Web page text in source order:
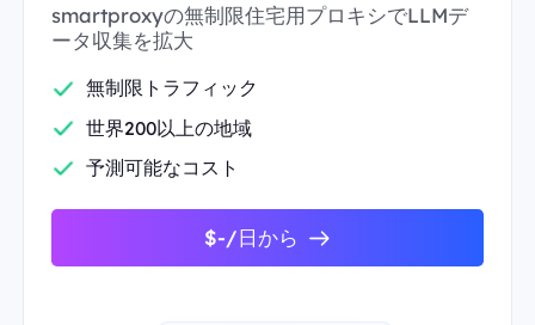
smartproxyの無制限住宅用プロキシでLLMデ
ータ収集を拡大
無制限トラフィック
世界200以上の地域
予測可能なコスト
$-/日から